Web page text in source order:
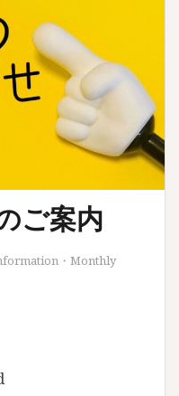
ご案内
・ Monthly